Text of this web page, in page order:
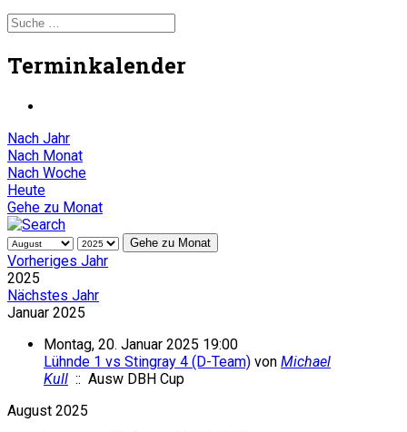
Terminkalender
Nach Jahr
Nach Monat
Nach Woche
Heute
Gehe zu Monat
Gehe zu Monat
Vorheriges Jahr
2025
Nächstes Jahr
Januar 2025
Montag, 20. Januar 2025 19:00
Lühnde 1 vs Stingray 4 (D-Team) von Michael
Kull :: Ausw DBH Cup
August 2025